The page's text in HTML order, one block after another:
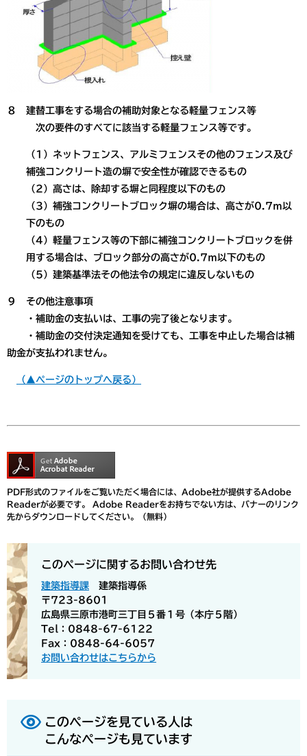
８ 建替工事をする場合の補助対象となる軽量フェンス等
次の要件のすべてに該当する軽量フェンス等です。
（1）ネットフェンス、アルミフェンスその他のフェンス及び
補強コンクリート造の塀で安全性が確認できるもの
（2）高さは、除却する塀と同程度以下のもの
（3）補強コンクリートブロック塀の場合は、高さが0.7ｍ以
下のもの
（4）軽量フェンス等の下部に補強コンクリートブロックを併
用する場合は、ブロック部分の高さが0.7ｍ以下のもの
（5）建築基準法その他法令の規定に違反しないもの
９ その他注意事項
・補助金の支払いは、工事の完了後となります。
・補助金の交付決定通知を受けても、工事を中止した場合は補
助金が支払われません。
（▲ページのトップへ戻る）
PDF形式のファイルをご覧いただく場合には、Adobe社が提供するAdobe
Readerが必要です。
Adobe Readerをお持ちでない方は、バナーのリンク
先からダウンロードしてください。（無料）
このページに関するお問い合わせ先
建築指導課
建築指導係
〒723-8601
広島県三原市港町三丁目５番１号（本庁５階）
Tel：0848-67-6122
Fax：0848-64-6057
お問い合わせはこちらから
このページを見ている人は
こんなページも見ています